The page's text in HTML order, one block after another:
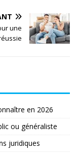
une
en 2026
ou généraliste
juridiques